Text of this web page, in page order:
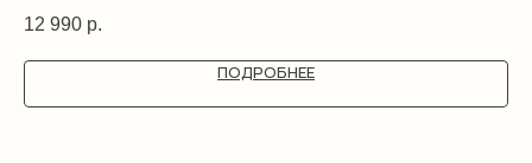
12 990 р.
ПОДРОБНЕЕ